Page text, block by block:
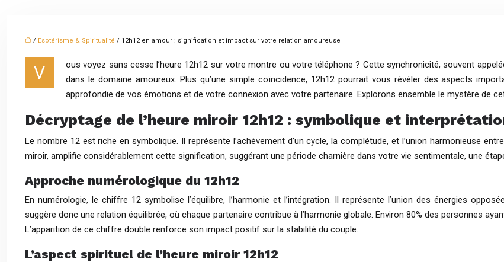
/ Ésotérisme & Spiritualité / 12h12 en amour : signification et impact sur votre relation amoureuse
V
ous voyez sans cesse l’heure 12h12 sur votre montre ou votre téléphone ? Cette synchronicité, souvent
dans le domaine amoureux. Plus qu’une simple coïncidence, 12h12 pourrait vous révéler des aspects
approfondie de vos émotions et de votre connexion avec votre partenaire. Explorons ensemble le mystère de
Décryptage de l’heure miroir 12h12 : symbolique et
Le nombre 12 est riche en symbolique. Il représente l’achèvement d’un cycle, la complétude, et l’union harmonieuse
miroir, amplifie considérablement cette signification, suggérant une période charnière dans votre vie sentimentale, une
Approche numérologique du 12h12
En numérologie, le chiffre 12 symbolise l’équilibre, l’harmonie et l’intégration. Il représente l’union des énergies
suggère donc une relation équilibrée, où chaque partenaire contribue à l’harmonie globale. Environ 80% des personnes
L’apparition de ce chiffre double renforce son impact positif sur la stabilité du couple.
L’aspect spirituel de l’heure miroir 12h12